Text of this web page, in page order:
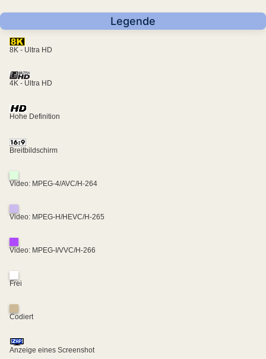
Legende
8K - Ultra HD
4K - Ultra HD
Hohe Definition
Breitbildschirm
Video: MPEG-4/AVC/H-264
Video: MPEG-H/HEVC/H-265
Video: MPEG-I/VVC/H-266
Frei
Codiert
Anzeige eines Screenshot